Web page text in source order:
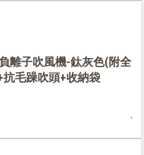
離子吹風機-鈦灰色(附全
毛躁吹頭+收納袋